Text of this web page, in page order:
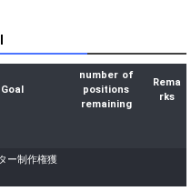
number of
positions
remaining
Rema
rks
ー制作権獲